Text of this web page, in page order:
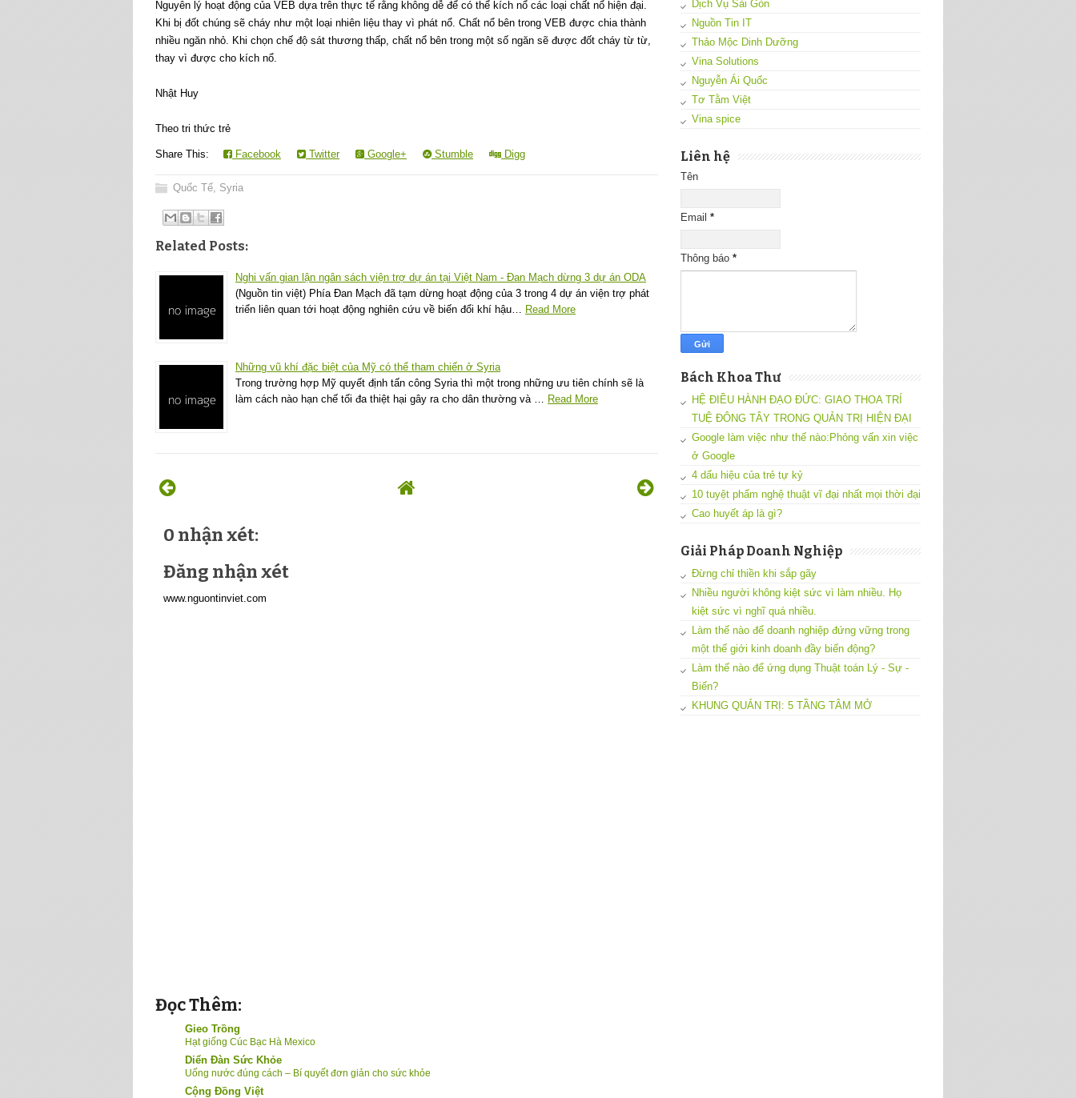
Nguyên lý hoạt động của VEB dựa trên thực tế rằng không dễ để có thể kích nổ các loại chất nổ hiện đại.
Khi bị đốt chúng sẽ cháy như một loại nhiên liệu thay vì phát nổ. Chất nổ bên trong VEB được chia thành
nhiều ngăn nhỏ. Khi chọn chế độ sát thương thấp, chất nổ bên trong một số ngăn sẽ được đốt cháy từ từ,
thay vì được cho kích nổ.
Nhật Huy
Theo tri thức trẻ
Share This: Facebook Twitter Google+ Stumble Digg
Quốc Tế, Syria
Related Posts:
Nghi vấn gian lận ngân sách viện trợ dự án tại Việt Nam - Đan Mạch dừng 3 dự án ODA
(Nguồn tin việt) Phía Đan Mạch đã tạm dừng hoạt động của 3 trong 4 dự án viện trợ phát
triển liên quan tới hoạt động nghiên cứu về biến đổi khí hậu…
Read More
Những vũ khí đặc biệt của Mỹ có thể tham chiến ở Syria
Trong trường hợp Mỹ quyết định tấn công Syria thì một trong những ưu tiên chính sẽ là
làm cách nào hạn chế tối đa thiệt hại gây ra cho dân thường và …
Read More
0 nhận xét:
Đăng nhận xét
www.nguontinviet.com
Đọc Thêm:
Gieo Trồng
Hạt giống Cúc Bạc Hà Mexico
Diển Đàn Sức Khỏe
Uống nước đúng cách – Bí quyết đơn giản cho sức khỏe
Cộng Đồng Việt
Dịch Vụ Sài Gòn
Nguồn Tin IT
Thảo Mộc Dinh Dưỡng
Vina Solutions
Nguyễn Ái Quốc
Tơ Tằm Việt
Vina spice
Liên hệ
Tên
Email *
Thông báo *
Bách Khoa Thư
HỆ ĐIỀU HÀNH ĐẠO ĐỨC: GIAO THOA TRÍ
TUỆ ĐÔNG TÂY TRONG QUẢN TRỊ HIỆN ĐẠI
Google làm việc như thế nào:Phỏng vấn xin việc
ở Google
4 dấu hiệu của trẻ tự kỷ
10 tuyệt phẩm nghệ thuật vĩ đại nhất mọi thời đại
Cao huyết áp là gì?
Giải Pháp Doanh Nghiệp
Đừng chỉ thiền khi sắp gãy
Nhiều người không kiệt sức vì làm nhiều. Họ
kiệt sức vì nghĩ quá nhiều.
Làm thế nào để doanh nghiệp đứng vững trong
một thế giới kinh doanh đầy biến động?
Làm thế nào để ứng dụng Thuật toán Lý - Sự -
Biến?
KHUNG QUẢN TRỊ: 5 TẦNG TÂM MỞ